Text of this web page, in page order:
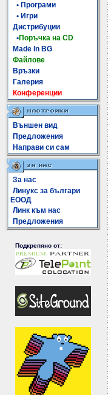
• Програми
• Игри
Дистрибуции
•Поръчка на CD
Made In BG
Файлове
Връзки
Галерия
Конференции
Външен вид
Предложения
Направи си сам
За нас
Линукс за българи
ЕООД
Линк към нас
Предложения
Подкрепяно от: